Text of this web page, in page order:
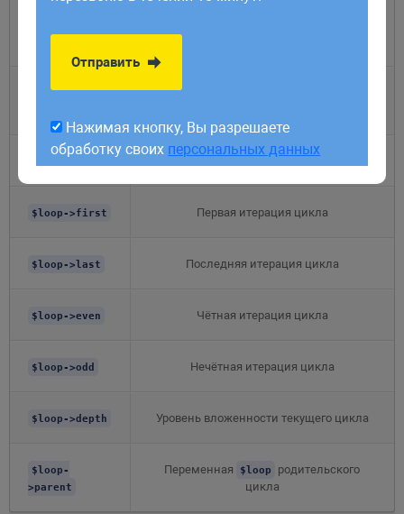
$loop-
Число оставшихся итераций цикла
$loop->count Общее число элементов массива
$loop->first Первая итерация цикла
$loop->last Последняя итерация цикла
$loop->even Чётная итерация цикла
$loop->odd Нечётная итерация цикла
$loop->depth Уровень вложенности текущего цикла
$loop-
>parent
Переменная $loop
родительского
цикла
обработку своихперсональных данных
Отправить
Нажимая кнопку, Вы разрешаете
обработку своих персональных данных